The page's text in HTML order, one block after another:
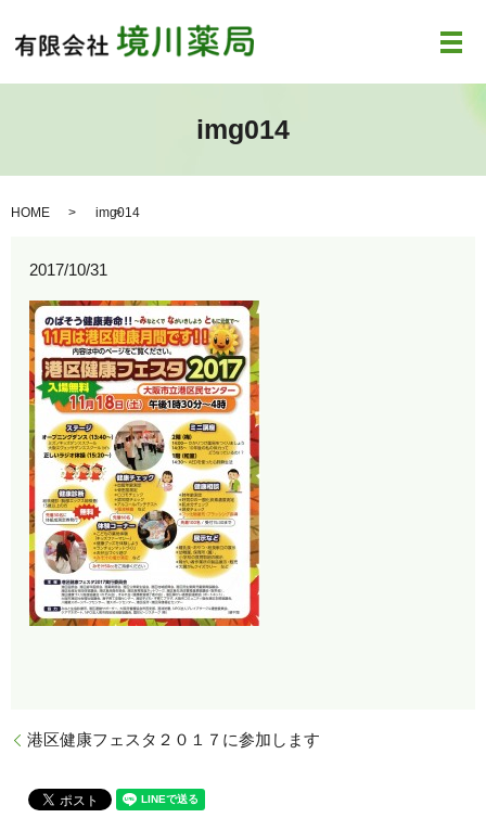
メ
img014
HOME img014
2017/10/31
港区健康フェスタ２０１７に参加します